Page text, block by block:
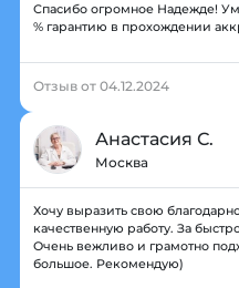
Спасибо огромное Надежде!
% гарантию в прохождении
Отзыв от 04.12.2024
Анастасия С.
Москва
Хочу выразить свою
качественную работу. За
Очень вежливо и грамотно
большое. Рекомендую)